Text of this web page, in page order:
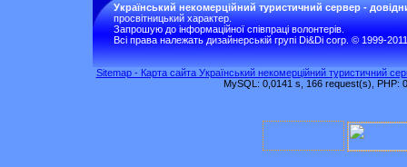
Український некомерційний туристичний сервер -
просвітницький характер.
Запрошую до інформаційної співпраці волонтерів.
Всі права належать дизайнерській групі Di&Di corp. © 1999-2011
Sitemap - Карта сайта Український некомерційний туристичний
MySQL: 0,0141 s, 166 request(s), PHP: